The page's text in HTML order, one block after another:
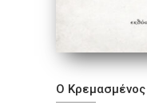
Ο Κρεμασμένος